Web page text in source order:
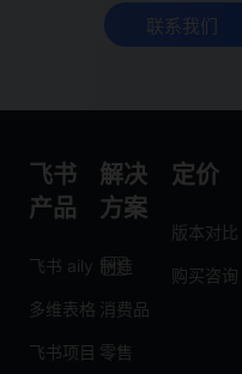
联系我们
飞书
产品
飞书 aily
多维表格
飞书项目
解决
方案
制造
消费品
零售
定价
版本对比
购买咨询